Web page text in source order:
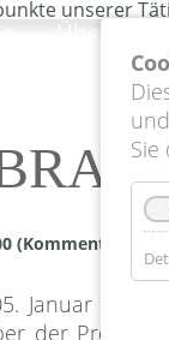
Über uns
(Kommentare: 0)
Januar 2018
der
Sie